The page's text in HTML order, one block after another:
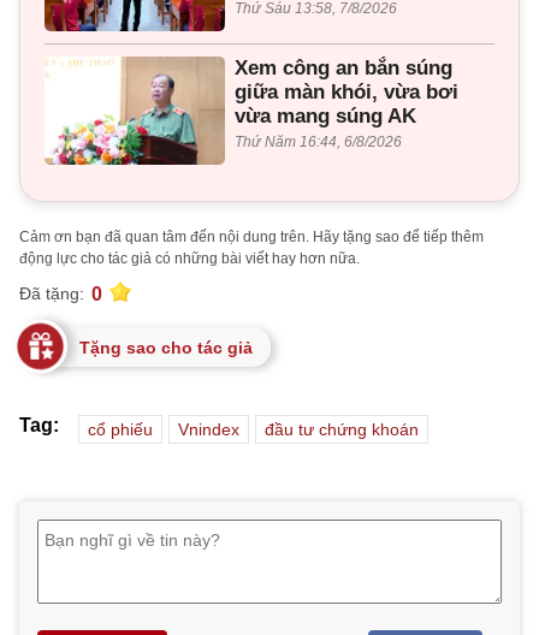
Thứ Sáu 13:58, 7/8/2026
Xem công an bắn súng
giữa màn khói, vừa bơi
vừa mang súng AK
Thứ Năm 16:44, 6/8/2026
Cảm ơn bạn đã quan tâm đến nội dung trên. Hãy tặng sao để tiếp thêm
động lực cho tác giả có những bài viết hay hơn nữa.
Đã tặng: 0
Tặng sao cho tác giả
Tag: cổ phiếu Vnindex đầu tư chứng khoán